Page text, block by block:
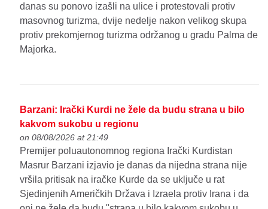
danas su ponovo izašli na ulice i protestovali protiv
masovnog turizma, dvije nedelje nakon velikog skupa
protiv prekomjernog turizma održanog u gradu Palma de
Majorka.
Barzani: Irački Kurdi ne žele da budu strana u bilo
kakvom sukobu u regionu
on 08/08/2026 at 21:49
Premijer poluautonomnog regiona Irački Kurdistan
Masrur Barzani izjavio je danas da nijedna strana nije
vršila pritisak na iračke Kurde da se uključe u rat
Sjedinjenih Američkih Država i Izraela protiv Irana i da